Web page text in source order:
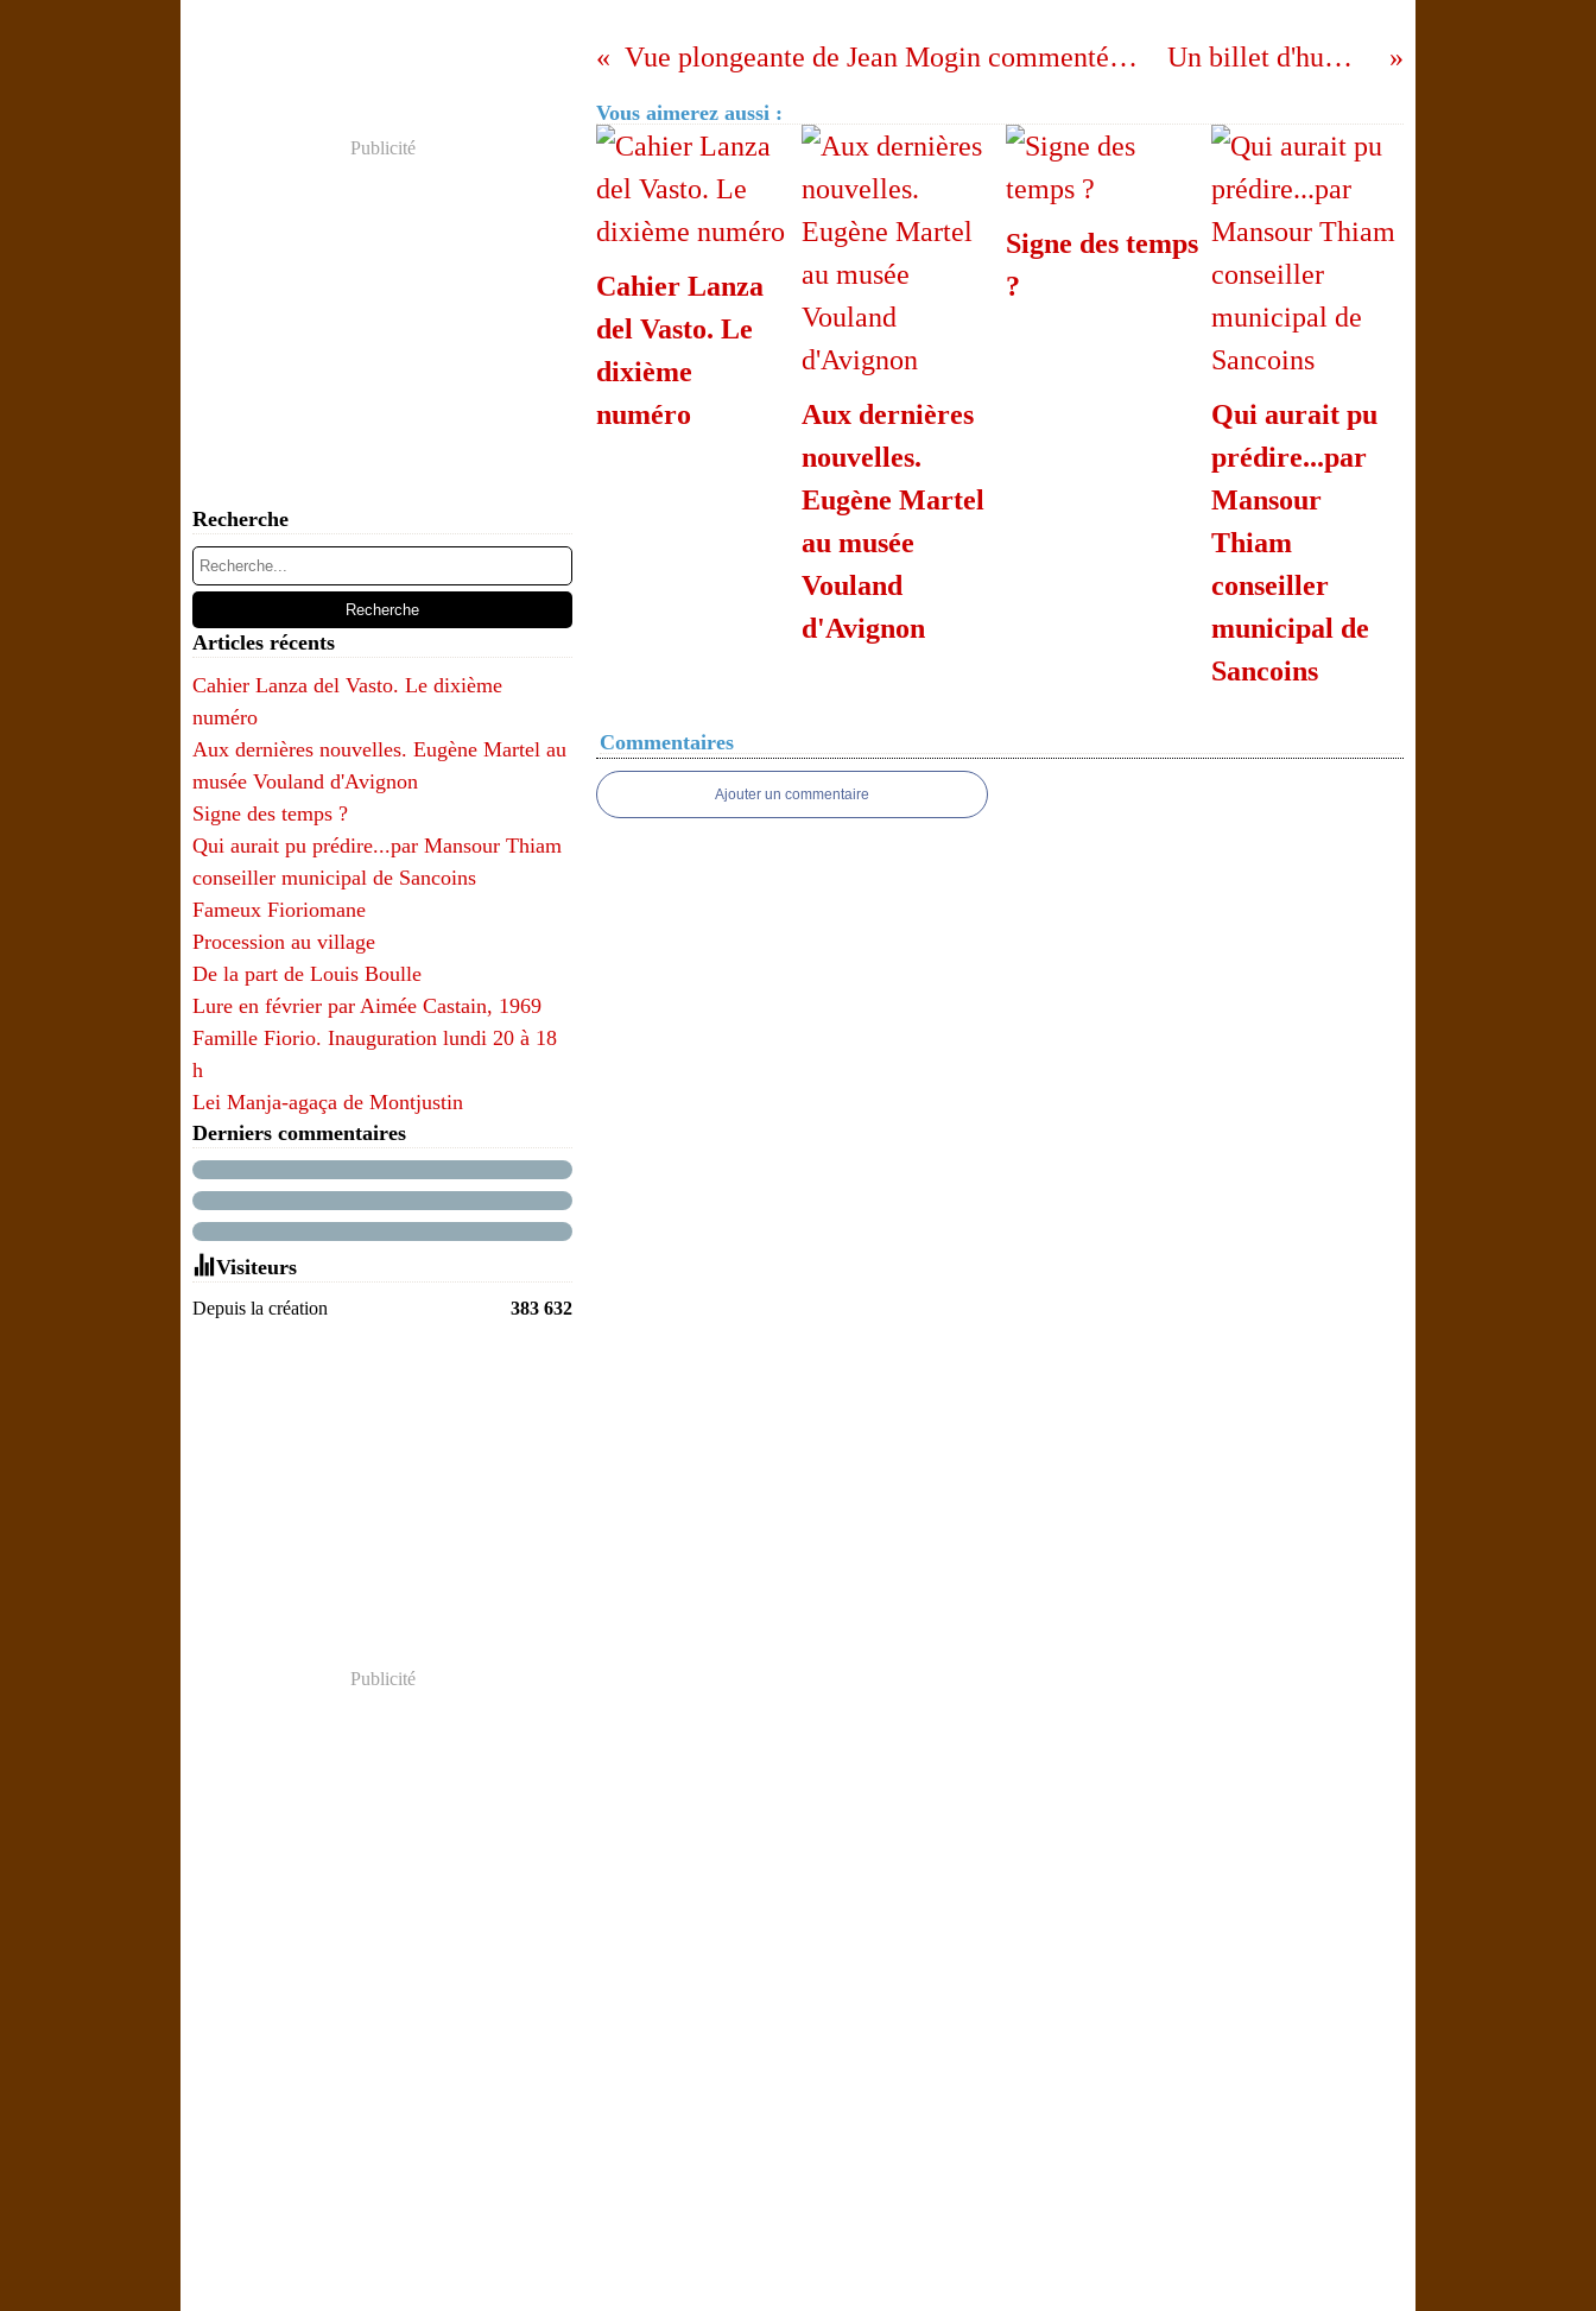
Publicité
Recherche
Articles récents
Cahier Lanza del Vasto. Le dixième
numéro
Aux dernières nouvelles. Eugène Martel au
musée Vouland d'Avignon
Signe des temps ?
Qui aurait pu prédire...par Mansour Thiam
conseiller municipal de Sancoins
Fameux Fioriomane
Procession au village
De la part de Louis Boulle
Lure en février par Aimée Castain, 1969
Famille Fiorio. Inauguration lundi 20 à 18
h
Lei Manja-agaça de Montjustin
Derniers commentaires
Visiteurs
Depuis la création 383 632
Publicité
Vue plongeante de Jean Mogin commenté par François Mangin-Sintès Un billet d'humeur...littéraire
Vous aimerez aussi :
Cahier Lanza
del Vasto. Le
dixième
numéro
Aux dernières
nouvelles.
Eugène Martel
au musée
Vouland
d'Avignon
Signe des temps
?
Qui aurait pu
prédire...par
Mansour
Thiam
conseiller
municipal de
Sancoins
Commentaires
Ajouter un commentaire